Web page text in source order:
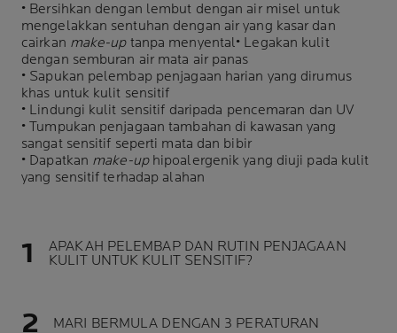
• Bersihkan dengan lembut dengan air misel untuk
mengelakkan sentuhan dengan air yang kasar dan
cairkan make-uptanpa menyental• Legakan kulit
dengan semburan air mata air panas
• Sapukan pelembap penjagaan harian yang dirumus
khas untuk kulit sensitif
• Lindungi kulit sensitif daripada pencemaran dan UV
• Tumpukan penjagaan tambahan di kawasan yang
sangat sensitif seperti mata dan bibir
• Dapatkan make-uphipoalergenik yang diuji pada kulit
yang sensitif terhadap alahan
APAKAH PELEMBAP DAN RUTIN PENJAGAAN
KULIT UNTUK KULIT SENSITIF?
MARI BERMULA DENGAN 3 PERATURAN